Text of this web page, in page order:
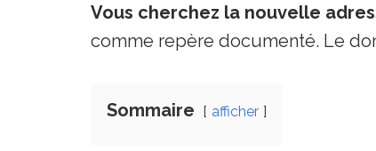
Vous cherchez la nouvelle
comme repère documenté. Le
Sommaire afficher